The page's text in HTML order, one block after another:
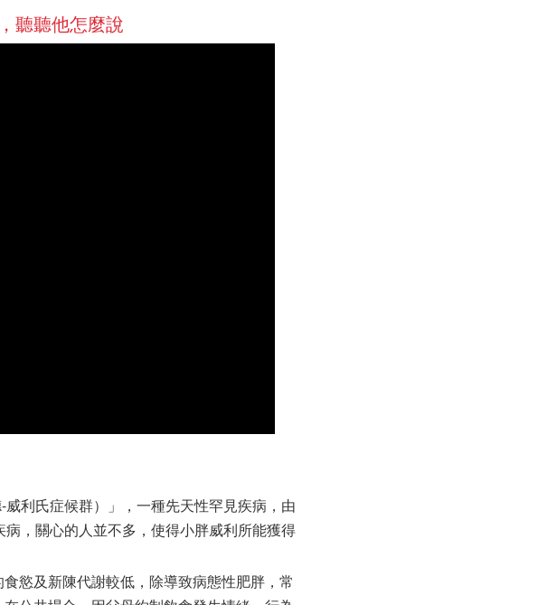
聽聽他怎麼說
利氏症候群）」，一種先天性罕見疾病，由
，關心的人並不多，使得小胖威利所能獲得
慾及新陳代謝較低，除導致病態性肥胖，常